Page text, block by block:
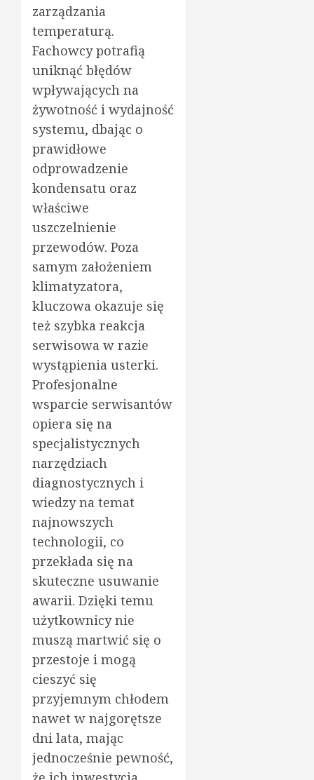
zarządzania
temperaturą.
Fachowcy potrafią
uniknąć błędów
wpływających na
żywotność i wydajność
systemu, dbając o
prawidłowe
odprowadzenie
kondensatu oraz
właściwe
uszczelnienie
przewodów. Poza
samym założeniem
klimatyzatora,
kluczowa okazuje się
też szybka reakcja
serwisowa w razie
wystąpienia usterki.
Profesjonalne
wsparcie serwisantów
opiera się na
specjalistycznych
narzędziach
diagnostycznych i
wiedzy na temat
najnowszych
technologii, co
przekłada się na
skuteczne usuwanie
awarii. Dzięki temu
użytkownicy nie
muszą martwić się o
przestoje i mogą
cieszyć się
przyjemnym chłodem
nawet w najgorętsze
dni lata, mając
jednocześnie pewność,